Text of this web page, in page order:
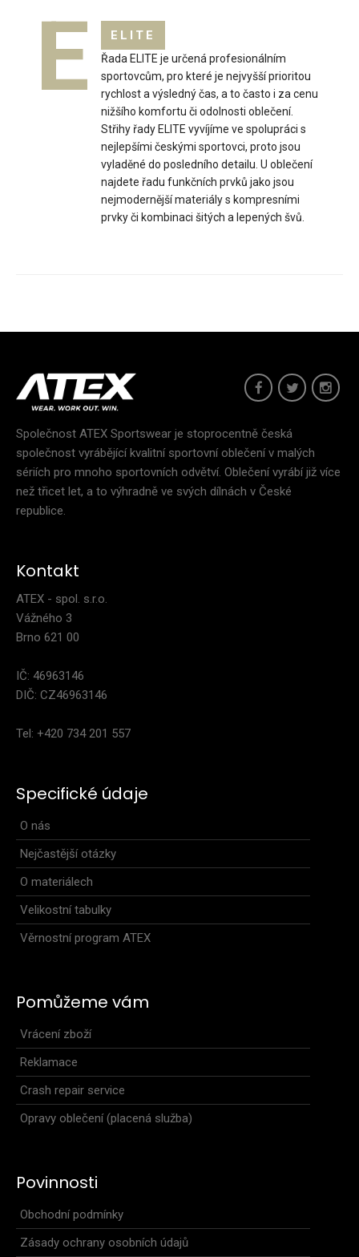
způsobů nošení. Vyrábí se v jedné univerzální v..
Univerzální bezešvý sportovní šátek nabízející mnoho
způsobů nošení. Vyrábí se v jedné univerzální v..
E ELITE
Řada ELITE je určená profesionálním
sportovcům, pro které je nejvyšší prioritou
rychlost a výsledný čas, a to často i za cenu
nižšího komfortu či odolnosti oblečení.
Střihy řady ELITE vyvíjíme ve spolupráci s
nejlepšími českými sportovci, proto jsou
vyladěné do posledního detailu. U oblečení
najdete řadu funkčních prvků jako jsou
nejmodernější materiály s kompresními
prvky či kombinaci šitých a lepených švů.
Společnost ATEX Sportswear je stoprocentně česká
společnost vyrábějící kvalitní sportovní oblečení v malých
sériích pro mnoho sportovních odvětví. Oblečení vyrábí již více
než třicet let, a to výhradně ve svých dílnách v České
republice.
Kontakt
ATEX - spol. s.r.o.
Vážného 3
Brno 621 00
IČ: 46963146
DIČ: CZ46963146
Tel: +420 734 201 557
Specifické údaje
O nás
Nejčastější otázky
O materiálech
Velikostní tabulky
Věrnostní program ATEX
Pomůžeme vám
Vrácení zboží
Reklamace
Crash repair service
Opravy oblečení (placená služba)
Povinnosti
Obchodní podmínky
Zásady ochrany osobních údajů